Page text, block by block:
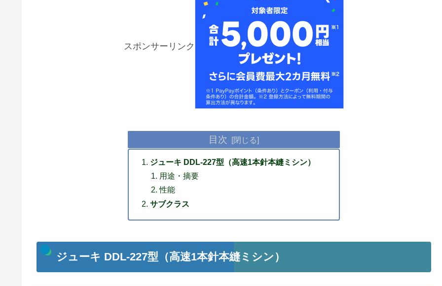
スポンサーリンク
目次
ジューキ DDL-227型（高速1本針本縫ミシン）
用途・摘要
性能
サブクラス
ジューキ DDL-227型（高速1本針本縫ミシン）